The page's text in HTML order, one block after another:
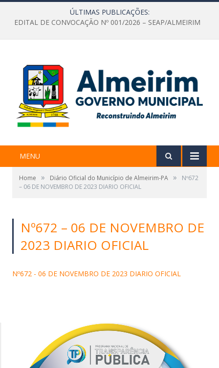
ÚLTIMAS PUBLICAÇÕES:
EDITAL DE CONVOCAÇÃO Nº 001/2026 – SEAP/ALMEIRIM
MENU
Home » Diário Oficial do Município de Almeirim-PA »
Nº672
– 06 DE NOVEMBRO DE 2023 DIARIO OFICIAL
Nº672 – 06 DE NOVEMBRO DE
2023 DIARIO OFICIAL
Nº672 - 06 DE NOVEMBRO DE 2023 DIARIO OFICIAL